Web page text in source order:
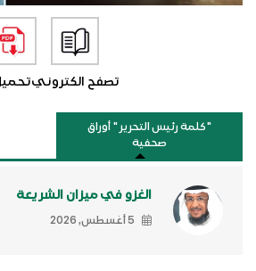
تصفح الكتروني
"كلمة رئيس التحرير " أوراق
صحفية
الغزو في ميزان الشريعة
5 أغسطس, 2026